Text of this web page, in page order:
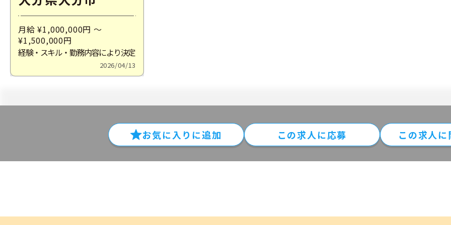
月給 ¥1,000,000円 ～
¥1,500,000円
経験・スキル・勤務内容により決定
2026/04/13
お気に入りに追加 この求⼈に応募 この求人に